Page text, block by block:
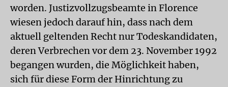
worden. Justizvollzugsbeamte in Florence
wiesen jedoch darauf hin, dass nach dem
aktuell geltenden Recht nur Todeskandidaten,
deren Verbrechen vor dem 23. November 1992
begangen wurden, die Möglichkeit haben,
sich für diese Form der Hinrichtung zu